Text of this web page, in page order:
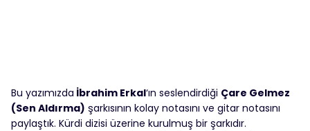
Bu yazımızda İbrahim Erkal‘ın seslendirdiği Çare Gelmez
(Sen Aldırma) şarkısının kolay notasını ve gitar notasını
paylaştık. Kürdi dizisi üzerine kurulmuş bir şarkıdır.